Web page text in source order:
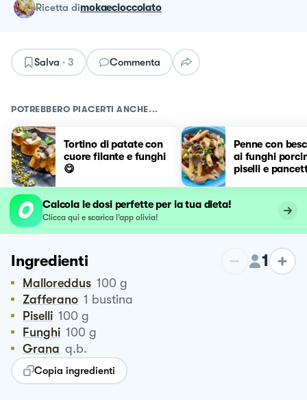
ricetta dimokaecioccolato
Salva · 3 Commenta
POTREBBERO PIACERTI ANCHE...
Tortino di patate con
cuore filante e funghi
😋
Penne con
ai funghi
piselli e
Calcola le dosi perfette per la tua dieta!
Clicca qui e scarica l’app olivia!
Ingredienti 1
Malloreddus 100 g
Zafferano 1 bustina
Piselli 100 g
Funghi 100 g
Grana q.b.
Copia ingredienti